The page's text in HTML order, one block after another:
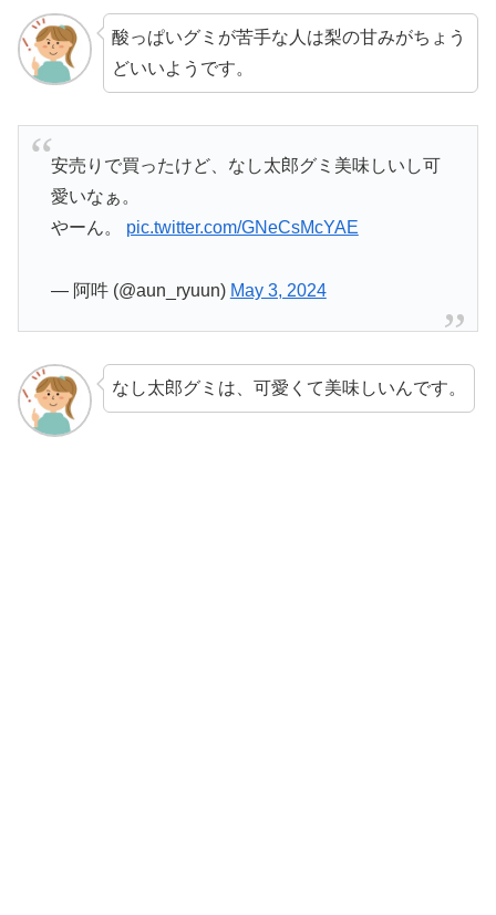
酸っぱいグミが苦手な人は梨の甘みがちょう
どいいようです。
安売りで買ったけど、なし太郎グミ美味しいし可
愛いなぁ。
やーん。 pic.twitter.com/GNeCsMcYAE
— 阿吽 (@aun_ryuun) May 3, 2024
なし太郎グミは、可愛くて美味しいんです。